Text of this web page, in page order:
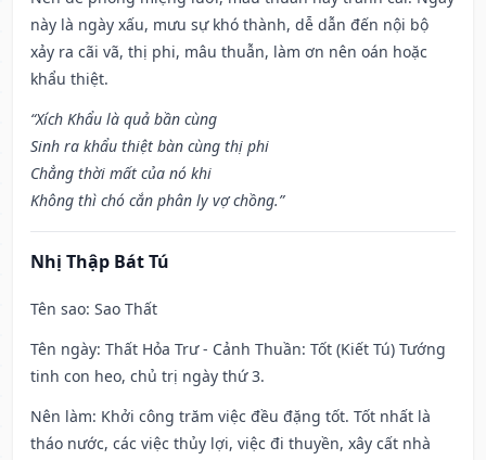
này là ngày xấu, mưu sự khó thành, dễ dẫn đến nội bộ
xảy ra cãi vã, thị phi, mâu thuẫn, làm ơn nên oán hoặc
khẩu thiệt.
“Xích Khẩu là quả bần cùng
Sinh ra khẩu thiệt bàn cùng thị phi
Chẳng thời mất của nó khi
Không thì chó cắn phân ly vợ chồng.”
Nhị Thập Bát Tú
Tên sao: Sao Thất
Tên ngày: Thất Hỏa Trư - Cảnh Thuần: Tốt (Kiết Tú) Tướng
tinh con heo, chủ trị ngày thứ 3.
Nên làm: Khởi công trăm việc đều đặng tốt. Tốt nhất là
tháo nước, các việc thủy lợi, việc đi thuyền, xây cất nhà